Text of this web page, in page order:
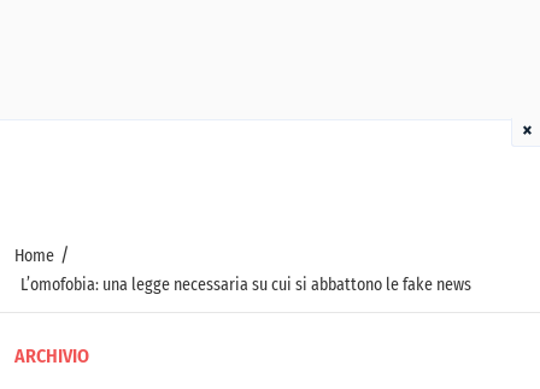
Home /
L’omofobia: una legge necessaria su cui si abbattono le fake news
ARCHIVIO
×